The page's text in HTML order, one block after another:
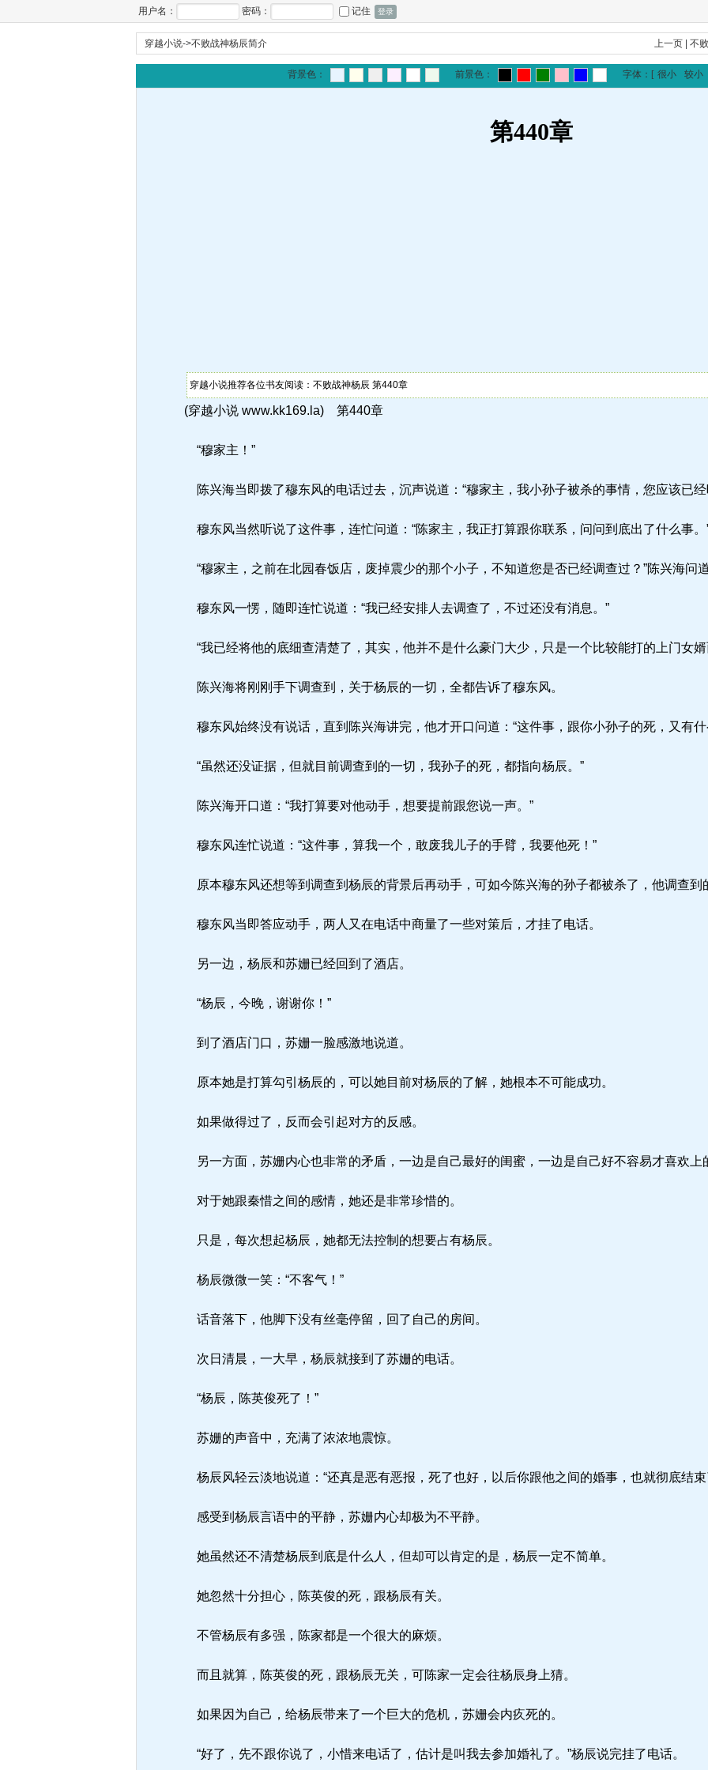
用户名： 密码： 记住
穿越小说->不败战神杨辰简介 上一页 |不
背景色： 前景色： 字体： [ 很小 较小
第440章
穿越小说推荐各位书友阅读：不败战神杨辰 第440章
(穿越小说 www.kk169.la) 第440章
“穆家主！”
陈兴海当即拨了穆东风的电话过去，沉声说道：“穆家主，我小孙子被杀的事情，您应该已经
穆东风当然听说了这件事，连忙问道：“陈家主，我正打算跟你联系，问问到底出了什么事。
“穆家主，之前在北园春饭店，废掉震少的那个小子，不知道您是否已经调查过？”陈兴海问
穆东风一愣，随即连忙说道：“我已经安排人去调查了，不过还没有消息。”
“我已经将他的底细查清楚了，其实，他并不是什么豪门大少，只是一个比较能打的上门女婿
陈兴海将刚刚手下调查到，关于杨辰的一切，全都告诉了穆东风。
穆东风始终没有说话，直到陈兴海讲完，他才开口问道：“这件事，跟你小孙子的死，又有什
“虽然还没证据，但就目前调查到的一切，我孙子的死，都指向杨辰。”
陈兴海开口道：“我打算要对他动手，想要提前跟您说一声。”
穆东风连忙说道：“这件事，算我一个，敢废我儿子的手臂，我要他死！”
原本穆东风还想等到调查到杨辰的背景后再动手，可如今陈兴海的孙子都被杀了，他调查到
穆东风当即答应动手，两人又在电话中商量了一些对策后，才挂了电话。
另一边，杨辰和苏姗已经回到了酒店。
“杨辰，今晚，谢谢你！”
到了酒店门口，苏姗一脸感激地说道。
原本她是打算勾引杨辰的，可以她目前对杨辰的了解，她根本不可能成功。
如果做得过了，反而会引起对方的反感。
另一方面，苏姗内心也非常的矛盾，一边是自己最好的闺蜜，一边是自己好不容易才喜欢上
对于她跟秦惜之间的感情，她还是非常珍惜的。
只是，每次想起杨辰，她都无法控制的想要占有杨辰。
杨辰微微一笑：“不客气！”
话音落下，他脚下没有丝毫停留，回了自己的房间。
次日清晨，一大早，杨辰就接到了苏姗的电话。
“杨辰，陈英俊死了！”
苏姗的声音中，充满了浓浓地震惊。
杨辰风轻云淡地说道：“还真是恶有恶报，死了也好，以后你跟他之间的婚事，也就彻底结束
感受到杨辰言语中的平静，苏姗内心却极为不平静。
她虽然还不清楚杨辰到底是什么人，但却可以肯定的是，杨辰一定不简单。
她忽然十分担心，陈英俊的死，跟杨辰有关。
不管杨辰有多强，陈家都是一个很大的麻烦。
而且就算，陈英俊的死，跟杨辰无关，可陈家一定会往杨辰身上猜。
如果因为自己，给杨辰带来了一个巨大的危机，苏姗会内疚死的。
“好了，先不跟你说了，小惜来电话了，估计是叫我去参加婚礼了。”杨辰说完挂了电话。